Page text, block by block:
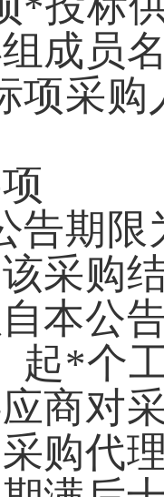
成员
项采购
告期
采购
本公
起*个
商对
购代